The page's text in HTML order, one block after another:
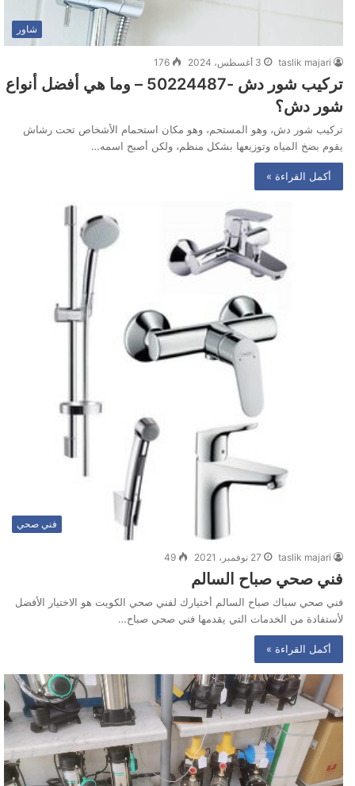
شاور
taslik majari 3 أغسطس، 2024 176
تركيب شور دش -50224487‬ – وما هي أفضل أنواع
شور دش؟
تركيب شور دش، وهو المستحم، وهو مكان استحمام الأشخاص تحت رشاش
يقوم بضخ المياه وتوزيعها بشكل منظم، ولكن أصبح اسمه…
أكمل القراءة »
فني صحي
taslik majari 27 نوفمبر، 2021 49
فني صحي صباح السالم
فني صحي سباك صباح السالم أختيارك لفني صحي الكويت هو الاختيار الأفضل
لأستفادة من الخدمات التي يقدمها فني صحي صباح…
أكمل القراءة »